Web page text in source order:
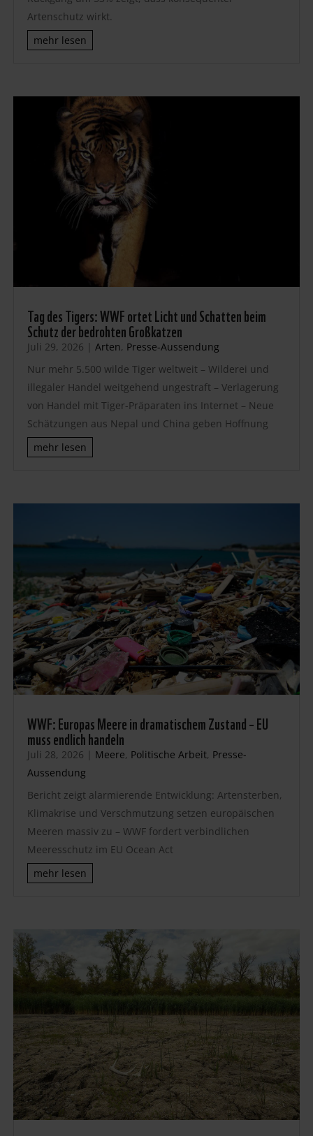
Artenschutz wirkt.
mehr lesen
Tag des Tigers: WWF ortet Licht und Schatten beim
Schutz der bedrohten Großkatzen
Juli 29, 2026 | Arten, Presse-Aussendung
Nur mehr 5.500 wilde Tiger weltweit – Wilderei und
illegaler Handel weitgehend ungestraft – Verlagerung
von Handel mit Tiger-Präparaten ins Internet – Neue
Schätzungen aus Nepal und China geben Hoffnung
mehr lesen
WWF: Europas Meere in dramatischem Zustand – EU
muss endlich handeln
Juli 28, 2026 | Meere, Politische Arbeit, Presse-
Aussendung
Bericht zeigt alarmierende Entwicklung: Artensterben,
Klimakrise und Verschmutzung setzen europäischen
Meeren massiv zu – WWF fordert verbindlichen
Meeresschutz im EU Ocean Act
mehr lesen